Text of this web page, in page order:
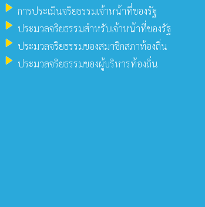
play_arrow การประเมินจริยธรรมเจ้าหน้าที่ของรัฐ
play_arrow ประมวลจริยธรรมสำหรับเจ้าหน้าที่ของรัฐ
play_arrow ประมวลจริยธรรมของสมาชิกสภาท้องถิ่น
play_arrow ประมวลจริยธรรมของผู้บริหารท้องถิ่น